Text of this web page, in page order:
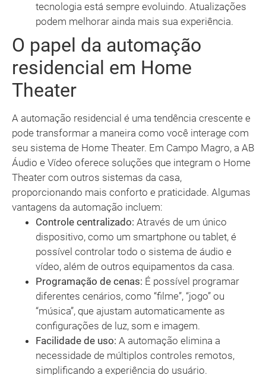
tecnologia está sempre evoluindo. Atualizações
podem melhorar ainda mais sua experiência.
O papel da automação
residencial em Home
Theater
A automação residencial é uma tendência crescente e
pode transformar a maneira como você interage com
seu sistema de Home Theater. Em Campo Magro, a AB
Áudio e Vídeo oferece soluções que integram o Home
Theater com outros sistemas da casa,
proporcionando mais conforto e praticidade. Algumas
vantagens da automação incluem:
Controle centralizado: Através de um único
dispositivo, como um smartphone ou tablet, é
possível controlar todo o sistema de áudio e
vídeo, além de outros equipamentos da casa.
Programação de cenas: É possível programar
diferentes cenários, como “filme”, “jogo” ou
“música”, que ajustam automaticamente as
configurações de luz, som e imagem.
Facilidade de uso: A automação elimina a
necessidade de múltiplos controles remotos,
simplificando a experiência do usuário.